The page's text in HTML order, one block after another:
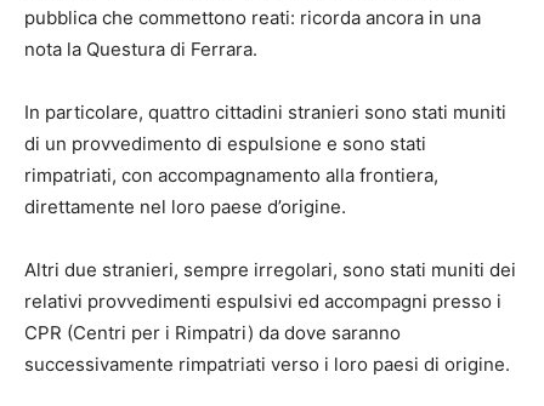
pubblica che commettono reati: ricorda ancora in una
nota la Questura di Ferrara.
In particolare, quattro cittadini stranieri sono stati muniti
di un provvedimento di espulsione e sono stati
rimpatriati, con accompagnamento alla frontiera,
direttamente nel loro paese d’origine.
Altri due stranieri, sempre irregolari, sono stati muniti dei
relativi provvedimenti espulsivi ed accompagni presso i
CPR (Centri per i Rimpatri) da dove saranno
successivamente rimpatriati verso i loro paesi di origine.